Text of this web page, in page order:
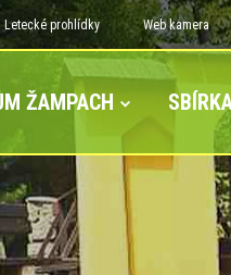
Letecké prohlídky Web kamera
ŽAMPACH